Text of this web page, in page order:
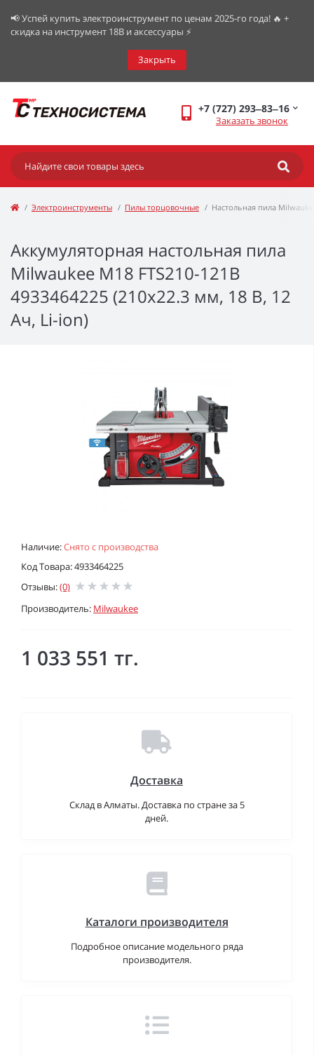
📢 Успей купить электроинструмент по ценам 2025-го года! 🔥 +
скидка на инструмент 18В и аксессуары ⚡️
Закрыть
+7 (727) 293‒83‒16
Заказать звонок
Электроинструменты Пилы торцовочные Настольная пила
Аккумуляторная настольная пила
Milwaukee M18 FTS210-121B
4933464225 (210x22.3 мм, 18 В, 12
Ач, Li-ion)
Наличие:Снято с производства
Код Товара: 4933464225
Отзывы:(0)
Производитель: Milwaukee
1 033 551 тг.
Доставка
Склад в Алматы. Доставка по стране за 5
дней.
Каталоги производителя
Подробное описание модельного ряда
производителя.